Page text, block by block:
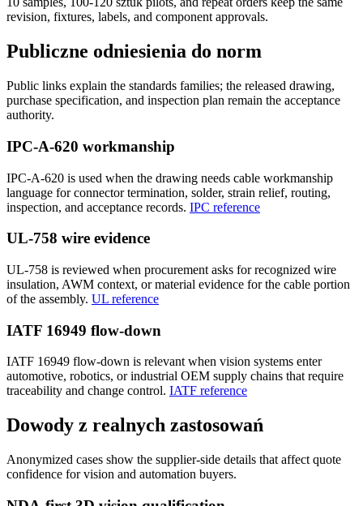
revision, fixtures, labels, and component approvals.
Publiczne odniesienia do norm
Public links explain the standards families; the released drawing,
purchase specification, and inspection plan remain the acceptance
authority.
IPC-A-620 workmanship
IPC-A-620 is used when the drawing needs cable workmanship
language for connector termination, solder, strain relief, routing,
inspection, and acceptance records. IPC reference
UL-758 wire evidence
UL-758 is reviewed when procurement asks for recognized wire
insulation, AWM context, or material evidence for the cable portion
of the assembly. UL reference
IATF 16949 flow-down
IATF 16949 flow-down is relevant when vision systems enter
automotive, robotics, or industrial OEM supply chains that require
traceability and change control. IATF reference
Dowody z realnych zastosowań
Anonymized cases show the supplier-side details that affect quote
confidence for vision and automation buyers.